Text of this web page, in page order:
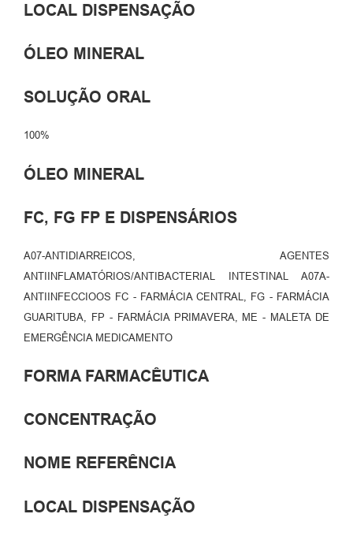
LOCAL DISPENSAÇÃO
ÓLEO MINERAL
SOLUÇÃO ORAL
100%
ÓLEO MINERAL
FC, FG FP E DISPENSÁRIOS
A07-ANTIDIARREICOS, AGENTES
ANTIINFLAMATÓRIOS/ANTIBACTERIAL INTESTINAL A07A-
ANTIINFECCIOOS FC - FARMÁCIA CENTRAL, FG - FARMÁCIA
GUARITUBA, FP - FARMÁCIA PRIMAVERA, ME - MALETA DE
EMERGÊNCIA MEDICAMENTO
FORMA FARMACÊUTICA
CONCENTRAÇÃO
NOME REFERÊNCIA
LOCAL DISPENSAÇÃO